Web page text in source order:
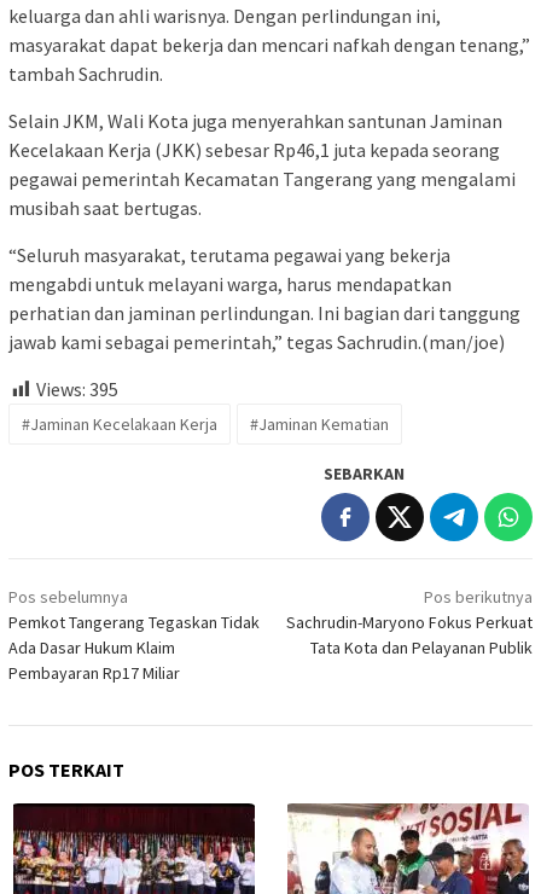
keluarga dan ahli warisnya. Dengan perlindungan ini,
masyarakat dapat bekerja dan mencari nafkah dengan tenang,”
tambah Sachrudin.
Selain JKM, Wali Kota juga menyerahkan santunan Jaminan
Kecelakaan Kerja (JKK) sebesar Rp46,1 juta kepada seorang
pegawai pemerintah Kecamatan Tangerang yang mengalami
musibah saat bertugas.
“Seluruh masyarakat, terutama pegawai yang bekerja
mengabdi untuk melayani warga, harus mendapatkan
perhatian dan jaminan perlindungan. Ini bagian dari tanggung
jawab kami sebagai pemerintah,” tegas Sachrudin.(man/joe)
Views: 395
#Jaminan Kecelakaan Kerja #Jaminan Kematian
SEBARKAN
Navigasi
pos
Pos sebelumnya
Pemkot Tangerang Tegaskan Tidak
Ada Dasar Hukum Klaim
Pembayaran Rp17 Miliar
Pos berikutnya
Sachrudin-Maryono Fokus Perkuat
Tata Kota dan Pelayanan Publik
POS TERKAIT